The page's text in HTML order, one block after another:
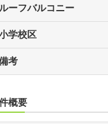
ルーフバルコニー
学校区
考
概要